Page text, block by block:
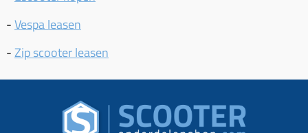
-Vespa leasen
-Zip scooter leasen